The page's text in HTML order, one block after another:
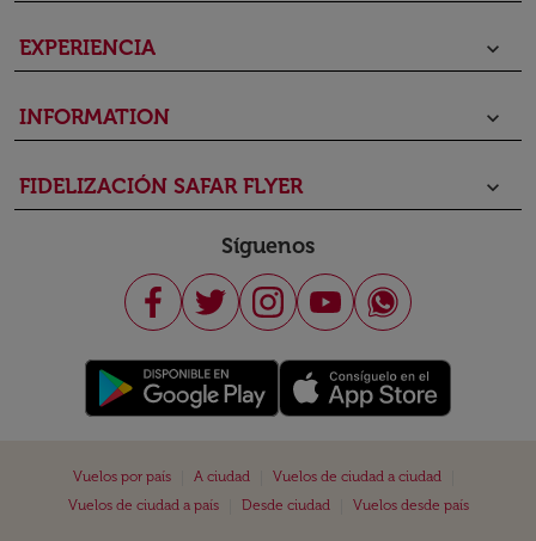
EXPERIENCIA keyboard_arrow_down
INFORMATION keyboard_arrow_down
FIDELIZACIÓN SAFAR FLYER keyboard_arrow_down
Síguenos
Vuelos por país A ciudad Vuelos de ciudad a ciudad
Vuelos de ciudad a país
Desde ciudad Vuelos desde país